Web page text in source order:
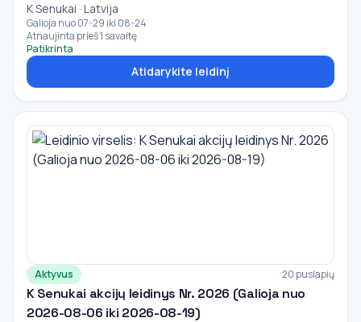
K Senukai · Latvija
Galioja nuo 07-29 iki 08-24
Atnaujinta prieš 1 savaitę
Patikrinta
Atidarykite leidinį
Aktyvus 20 puslapių
K Senukai akcijų leidinys Nr. 2026 (Galioja nuo
2026-08-06 iki 2026-08-19)